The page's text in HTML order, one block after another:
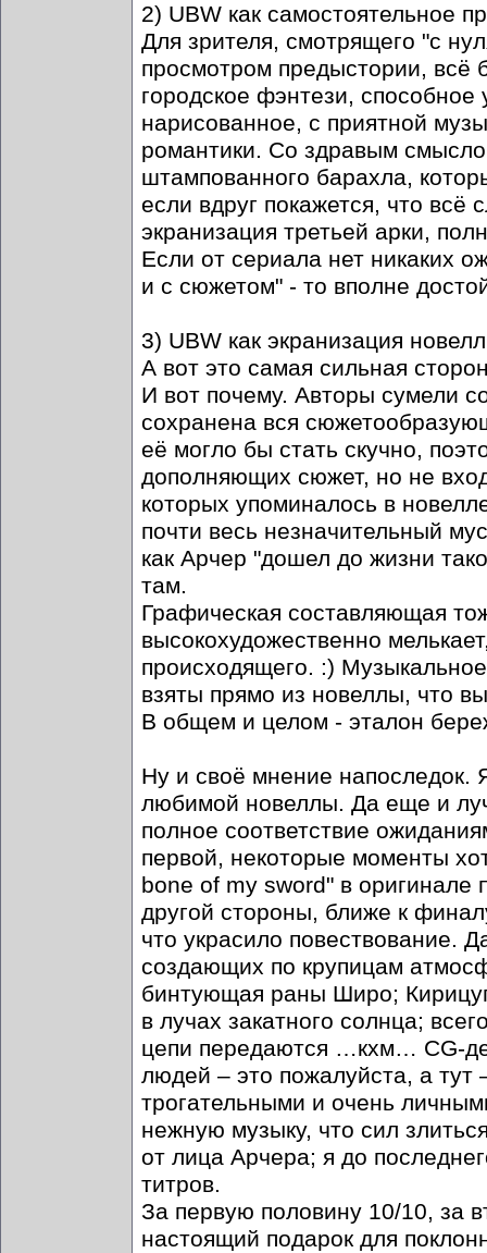
2) UBW как самостоятельное
Для зрителя, смотрящего "с
просмотром предыстории, всё
городское фэнтези, способное
нарисованное, с приятной
романтики. Со здравым
штампованного барахла,
если вдруг покажется, что
экранизация третьей арки,
Если от сериала нет никаких
и с сюжетом" - то вполне
3) UBW как экранизация
А вот это самая сильная
И вот почему. Авторы сумели
сохранена вся
её могло бы стать скучно,
дополняющих сюжет, но не
которых упоминалось в
почти весь незначительный
как Арчер "дошел до жизни
там.
Графическая составляющая
высокохудожественно
происходящего. :)
взяты прямо из новеллы, что
В общем и целом - эталон
Ну и своё мнение напоследок.
любимой новеллы. Да еще и
полное соответствие
первой, некоторые моменты
bone of my sword" в оригинале
другой стороны, ближе к
что украсило повествование.
создающих по крупицам
бинтующая раны Широ;
в лучах закатного солнца;
цепи передаются …кхм… CG-
людей – это пожалуйста, а тут
трогательными и очень
нежную музыку, что сил
от лица Арчера; я до
титров.
За первую половину 10/10, за
настоящий подарок для